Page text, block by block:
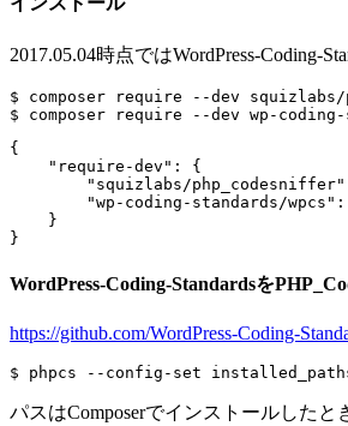
2017.05.04時点ではWordPress-Coding-
$ composer require --dev
{
    "require-dev": {
"squizlabs/
"wp-coding-standards/
    }
WordPress-Coding-Standardsを
https://github.com/WordPress-Coding-
パスはComposerでインストールしたと